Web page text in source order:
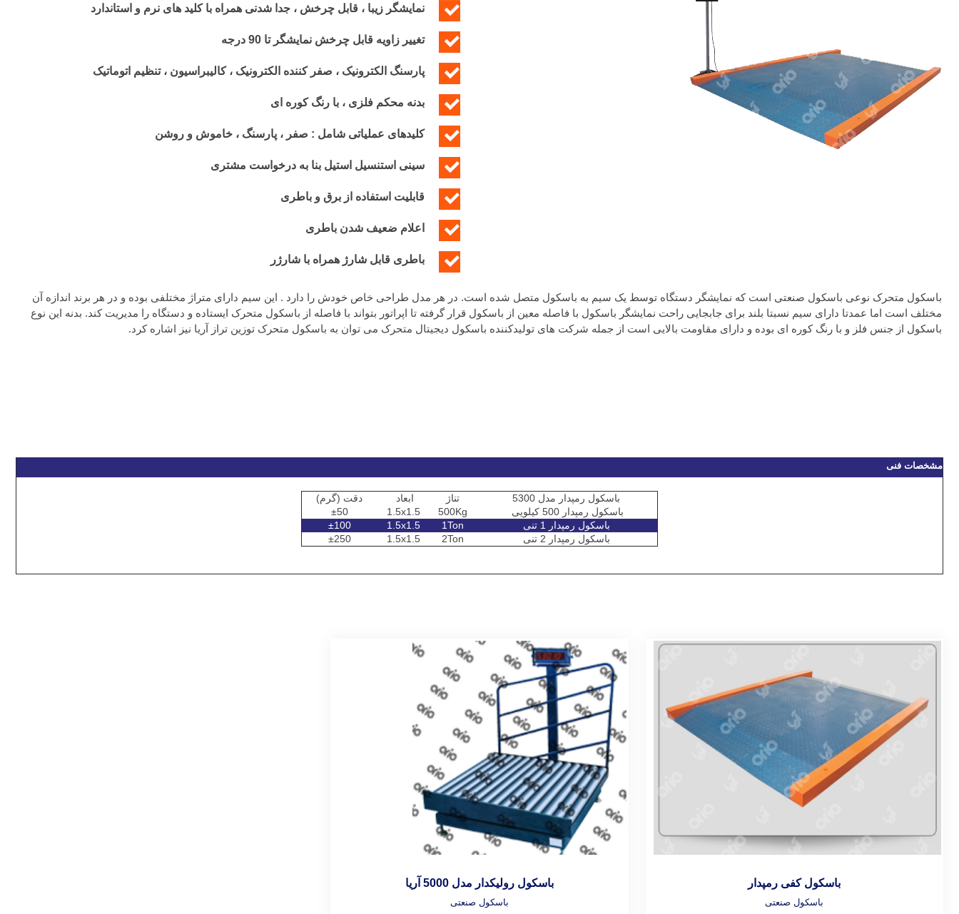
نمایشگر زیبا ، قابل چرخش ، جدا شدنی همراه با کلید های نرم و استاندارد
تغییر زاویه قابل چرخش نمایشگر تا 90 درجه
پارسنگ الکترونیک ، صفر کننده الکترونیک ، کالیبراسیون ، تنظیم اتوماتیک
بدنه محکم فلزی ، با رنگ کوره ای
کلیدهای عملیاتی شامل : صفر ، پارسنگ ، خاموش و روشن
سینی استنسیل استیل بنا به درخواست مشتری
قابلیت استفاده از برق و باطری
اعلام ضعیف شدن باطری
باطری قابل شارژ همراه با شارژر
باسکول متحرک نوعی باسکول صنعتی است که نمایشگر دستگاه توسط یک سیم به باسکول متصل شده است. در هر مدل طراحی خاص خودش را دارد . این سیم دارای متراژ مختلفی بوده و در هر برند اندازه آن
مختلف است اما عمدتا دارای سیم نسبتا بلند برای جابجایی راحت نمایشگر باسکول با فاصله معین از باسکول قرار گرفته تا اپراتور بتواند با فاصله از باسکول متحرک ایستاده و دستگاه را مدیریت کند. بدنه این نوع
باسکول از جنس فلز و با رنگ کوره ای بوده و دارای مقاومت بالایی است از جمله شرکت های تولیدکننده باسکول دیجیتال متحرک می توان به باسکول متحرک توزین تراز آریا نیز اشاره کرد.
مشخصات فنی
باسکول رمپدار مدل 5300 تناژ ابعاد
دقت (گرم)
باسکول رمپدار 500 کیلویی
500Kg
1.5x1.5
±50
باسکول رمپدار 1 تنی
1Ton
1.5x1.5
±100
باسکول رمپدار 2 تنی
2Ton
1.5x1.5
±250
باسکول کفی رمپدار
باسکول صنعتی
باسکول رولیکدار مدل 5000 آریا
باسکول صنعتی